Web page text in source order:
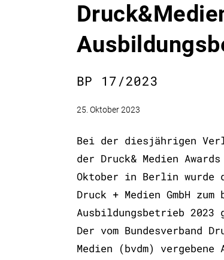
BP 17/2023
25. Oktober 2023
Bei der diesjährigen
der Druck& Medien
Oktober in Berlin wurde
Druck + Medien GmbH zum
Ausbildungsbetrieb 2023
Der vom Bundesverband
Medien (bvdm) vergebene